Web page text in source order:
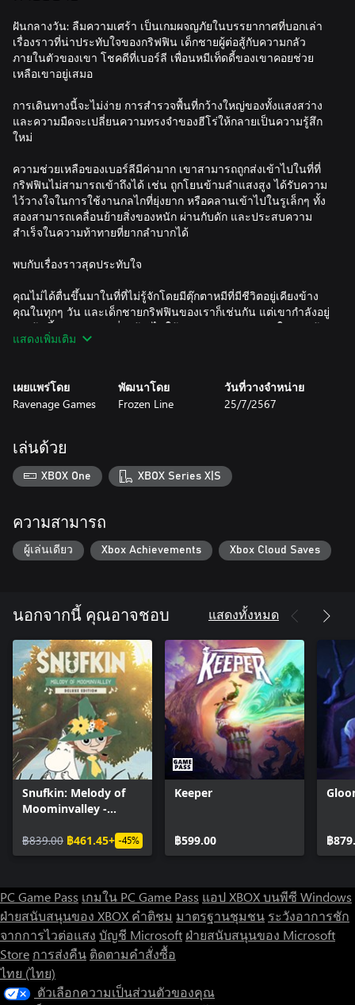
ฝันกลางวัน: ลืมความเศร้า เป็นเกมผจญภัยในบรรยากาศที่บอกเล่า
เรื่องราวที่น่าประทับใจของกริฟฟิน เด็กชายผู้ต่อสู้กับความกลัว
ภายในตัวของเขา โชคดีที่เบอร์ลี เพื่อนหมีเท็ดดี้ของเขาคอยช่วย
เหลือเขาอยู่เสมอ
การเดินทางนี้จะไม่ง่าย การสำรวจพื้นที่กว้างใหญ่ของทั้งแสงสว่าง
และความมืดจะเปลี่ยนความทรงจำของฮีโร่ให้กลายเป็นความรู้สึก
ใหม่
ความช่วยเหลือของเบอร์ลีมีค่ามาก เขาสามารถถูกส่งเข้าไปในที่ที่
กริฟฟินไม่สามารถเข้าถึงได้ เช่น ถูกโยนข้ามลำแสงสูง ได้รับความ
ไว้วางใจในการใช้งานกลไกที่ยุ่งยาก หรือคลานเข้าไปในรูเล็กๆ ทั้ง
สองสามารถเคลื่อนย้ายสิ่งของหนัก ผ่านกับดัก และประสบความ
สำเร็จในความท้าทายที่ยากลำบากได้
พบกับเรื่องราวสุดประทับใจ
คุณไม่ได้ตื่นขึ้นมาในที่ที่ไม่รู้จักโดยมีตุ๊กตาหมีที่มีชีวิตอยู่เคียงข้าง
คุณในทุกๆ วัน และเด็กชายกริฟฟินของเราก็เช่นกัน แต่เขากำลังอยู่
ตรงก้นบึ้งของปริศนาที่จะต้องไขให้กระจ่าง และกำลังอยู่ในตอนต้น
ของเรื่องราวอันอบอุ่นหัวใจของเพื่อนสองคนที่รอการบอกเล่าให้ทุก
เอาชนะความท้าทายที่ยากลำบาก
โลก คุณควบคุมกริฟฟินได้โดยตรง แต่คุณยังสามารถหยิบ โยน
และออกคำสั่งให้เพื่อนหมีเท็ดดี้ของคุณมาช่วยได้
สำรวจโลกลึกลับ
กริฟฟินพบว่าตัวเองอยู่ในที่มืดซึ่งมีภาพในอดีตหลอกหลอนอยู่ แต่
คุณรวบรวมกำลังเพื่อก้าวต่อไป คุณจะได้พบกับโลกที่น่าสนใจและมี
หลายแง่มุมซึ่งเต็มไปด้วยปราสาทลอยน้ำและถ้ำที่ขรุขระ ป่าใน
แสดงเพิ่มเติม
เผยแพร่โดย
Ravenage Games
พัฒนาโดย
Frozen Line
วันที่วางจำหน่าย
25/7/2567
เล่นด้วย
XBOX One XBOX Series X|S
ความสามารถ
ผู้เล่นเดียว Xbox Achievements Xbox Cloud Saves
นอกจากนี้ คุณอาจชอบ แสดงทั้งหมด
Snufkin: Melody of
Moominvalley -
฿839.00 ฿461.45+ -45%
Keeper
฿599.00 ฿
PC Game Pass เกมใน PC Game Pass แอป XBOX บนพีซี Windows
ฝ่ายสนับสนุนของ XBOX คำติชม มาตรฐานชุมชน ระวังอาการชัก
จากการไวต่อแสง บัญชี Microsoft ฝ่ายสนับสนุนของ Microsoft
Store การส่งคืน ติดตามคำสั่งซื้อ
ไทย (ไทย)
ตัวเลือกความเป็นส่วนตัวของคุณ